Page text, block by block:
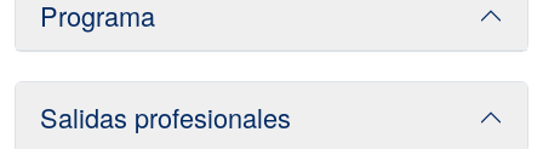
Programa
Salidas profesionales